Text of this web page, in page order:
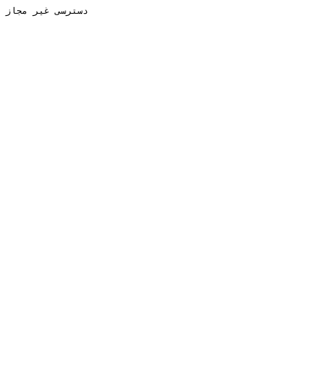
دسترسی غیر مجاز